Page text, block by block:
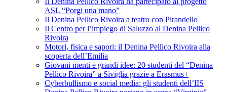
ASL “Porgi una mano”
Il Denina Pellico Rivoira a teatro con Pirandello
Il Centro per l’impiego di Saluzzo al Denina Pellico
Rivoira
Motori, fisica e sapori: il Denina Pellico Rivoira alla
scoperta dell’Emilia
Giovani menti e grandi idee: 20 studenti del “Denina
Pellico Rivoira” a Siviglia grazie a Erasmus+
Cyberbullismo e social media: gli studenti dell’IIS